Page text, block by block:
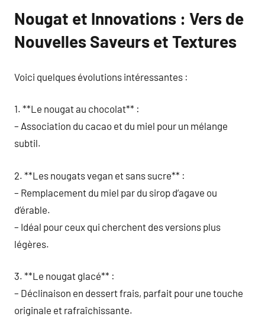
Nougat et Innovations : Vers de
Nouvelles Saveurs et Textures
Voici quelques évolutions intéressantes :
1. **Le nougat au chocolat** :
– Association du cacao et du miel pour un mélange
subtil.
2. **Les nougats vegan et sans sucre** :
– Remplacement du miel par du sirop d’agave ou
d’érable.
– Idéal pour ceux qui cherchent des versions plus
légères.
3. **Le nougat glacé** :
– Déclinaison en dessert frais, parfait pour une touche
originale et rafraîchissante.